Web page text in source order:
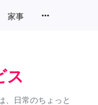
家事 more_horiz
ス
、日常のちょっと